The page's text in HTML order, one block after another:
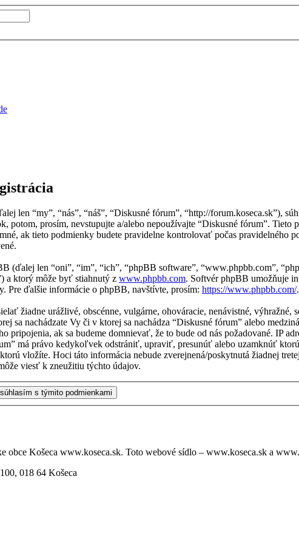
len “my”, “nás”, “náš”, “Diskusné fórum”, “http://forum.koseca.sk”),
potom, prosím, nevstupujte a/alebo nepoužívajte “Diskusné fórum”.
ak tieto podmienky budete pravidelne kontrolovať počas
(ďalej len “oni”, “im”, “ich”, “phpBB software”, “www.phpbb.com”,
a ktorý môže byť stiahnutý z www.phpbb.com. Softvér phpBB umožňuje
Pre ďalšie informácie o phpBB, navštívte, prosím: https://www.phpbb.com/.
žiadne urážlivé, obscénne, vulgárne, ohováracie, nenávistné,
sa nachádzate Vy či v ktorej sa nachádza “Diskusné fórum” alebo
pripojenia, ak sa budeme domnievať, že to bude od nás požadované. IP
má právo kedykoľvek odstrániť, upraviť, presunúť alebo uzamknúť
vložíte. Hoci táto informácia nebude zverejnená/poskytnutá žiadnej
viesť k zneužitiu týchto údajov.
obce Košeca www.koseca.sk. Toto webové sídlo – www.koseca.sk a
018 64 Košeca